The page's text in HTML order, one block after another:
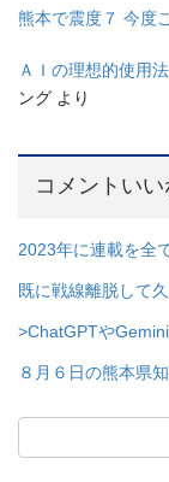
熊本で震度７ 今度
ＡＩの理想的使用
ング より
コメントい
2023年に連載を全
既に戦線離脱して
>ChatGPTやGemini
８月６日の熊本県